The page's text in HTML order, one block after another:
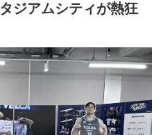
ジアムシティが熱狂